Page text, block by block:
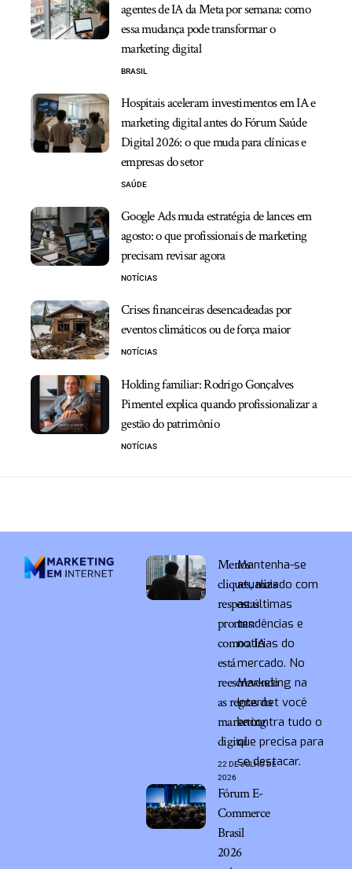
agentes de IA da Meta por semana: como
essa mudança pode transformar o
marketing digital
BRASIL
Hospitais aceleram investimentos em IA e
marketing digital antes do Fórum Saúde
Digital 2026: o que muda para clínicas e
empresas do setor
SAÚDE
Google Ads muda estratégia de lances em
agosto: o que profissionais de marketing
precisam revisar agora
NOTÍCIAS
Crises financeiras desencadeadas por
eventos climáticos ou de força maior
NOTÍCIAS
Holding familiar: Rodrigo Gonçalves
Pimentel explica quando profissionalizar a
gestão do patrimônio
NOTÍCIAS
Menos
cliques, mais
respostas
prontas:
como a IA
está
reescrevendo
as regras do
marketing
digital
22 DE JULHO DE
2026
Fórum E-
Commerce
Brasil
2026
Mantenha-se
atualizado com
as últimas
tendências e
notícias do
mercado. No
Marketing na
Internet você
encontra tudo o
que precisa para
se destacar.